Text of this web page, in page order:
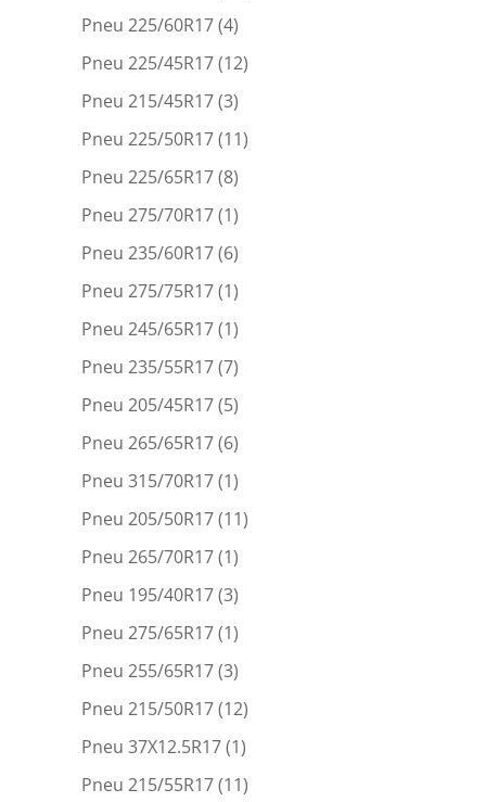
Pneu 225/60R17(4)
Pneu 225/45R17(12)
Pneu 215/45R17(3)
Pneu 225/50R17(11)
Pneu 225/65R17(8)
Pneu 275/70R17(1)
Pneu 235/60R17(6)
Pneu 275/75R17(1)
Pneu 245/65R17(1)
Pneu 235/55R17(7)
Pneu 205/45R17(5)
Pneu 265/65R17(6)
Pneu 315/70R17(1)
Pneu 205/50R17(11)
Pneu 265/70R17(1)
Pneu 195/40R17(3)
Pneu 275/65R17(1)
Pneu 255/65R17(3)
Pneu 215/50R17(12)
Pneu 37X12.5R17(1)
Pneu 215/55R17(11)